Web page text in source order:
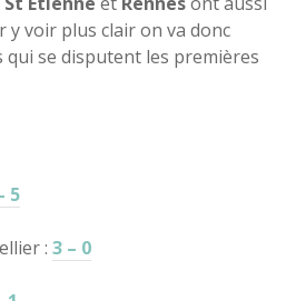
y voir plus clair on va donc
qui se disputent les premières
5
: 3 – 0